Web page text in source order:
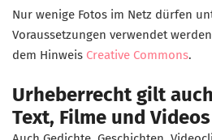
Nur wenige Fotos im Netz dürfen
Voraussetzungen verwendet
dem Hinweis Creative Commons.
Urheberrecht gilt
Text, Filme und Videos